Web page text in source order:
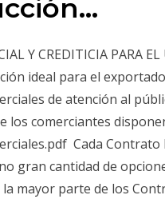
Y CREDITICIA PARA
ideal para el
de atención al
los comerciantes
Cada
gran cantidad de
mayor parte de los